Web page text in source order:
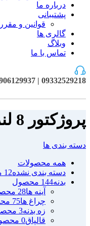
درباره ما
پشتیبانی
قوانین و
گالری ها
وبلاگ
تماس با ما
09332529218 | 09906129937
پروژکتور 8 لنز 4 اینچ(12v-24v)
دسته بندی ها
همه محصولات
دسته بندی نشده12 محصول
بدنه144 محصول
آینه ها28 محصول
چراغ ها75 محصول
زه بدنه3 محصول
قالپاق0 محصول